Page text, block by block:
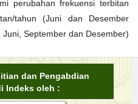
perubahan frekuensi terbitan
tahun (Juni dan Desember
September dan Desember)
dan Pengabdian
Indeks oleh :